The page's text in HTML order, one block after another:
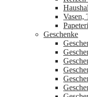
Vasen,
Geschenke